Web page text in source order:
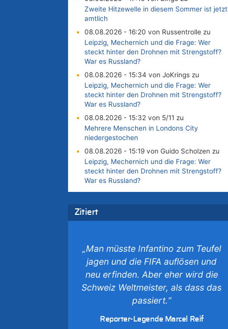
Zweite Hitzewelle in diesem Sommer ist jetzt
amtlich
08.08.2026 - 16:20 von Russentrolle zu
Leipzig, Mechernich und die Frage: Wer
steckt hinter den Drohnen mit Strengstoff?
War es Russland?
08.08.2026 - 15:34 von JoKrings zu
Leipzig, Mechernich und die Frage: Wer
steckt hinter den Drohnen mit Strengstoff?
War es Russland?
08.08.2026 - 15:32 von 5/11 zu
Mehrere Menschen in Londons City
niedergestochen
08.08.2026 - 15:19 von Guido Scholzen zu
Leipzig, Mechernich und die Frage: Wer
steckt hinter den Drohnen mit Strengstoff?
War es Russland?
08.08.2026 - 14:54 von Alfons van
Compernolle zu
Belgier knackt Jackpot bei Lotterie
08.08.2026 - 14:47 von Peer Wermuth zu
Leipzig, Mechernich und die Frage: Wer
steckt hinter den Drohnen mit Strengstoff?
War es Russland?
08.08.2026 - 14:29 von Achso Dax zu
In Belgien missachten zwei von drei
Untersuchung von Vias
Zitiert
„Man müsste Infantino zum Teufel
jagen und die FIFA auflösen und
neu erfinden. Aber eher wird die
Schweiz Weltmeister, als dass das
passiert.“
Reporter-Legende Marcel Reif